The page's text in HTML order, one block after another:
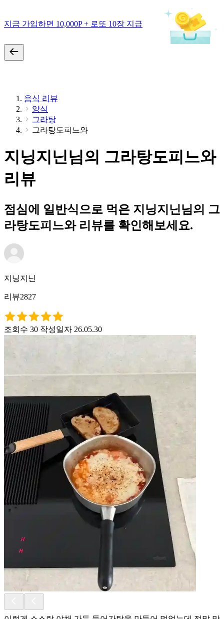
지금 가입하면 10,000P + 로또 10장 지급
음식 리뷰
양식
그라탕
그라탕도피느와
지닝지닌님의 그라탕도피느와
리뷰
점심에 일반식으로 먹은 지닝지닌님의 그
라탕도피느와 리뷰를 확인해보세요.
지닝지닌
리뷰2827
조회수 30 작성일자 26.05.30